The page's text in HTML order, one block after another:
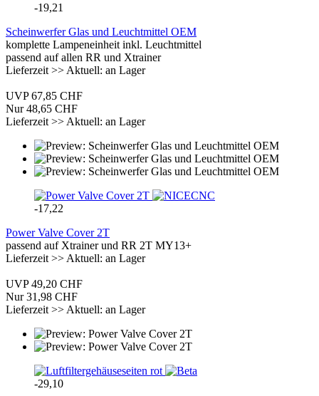
-19,21
Scheinwerfer Glas und Leuchtmittel OEM
komplette Lampeneinheit inkl. Leuchtmittel
passend auf allen RR und Xtrainer
Lieferzeit >> Aktuell: an Lager
UVP 67,85 CHF
Nur 48,65 CHF
Lieferzeit >> Aktuell: an Lager
-17,22
Power Valve Cover 2T
passend auf Xtrainer und RR 2T MY13+
Lieferzeit >> Aktuell: an Lager
UVP 49,20 CHF
Nur 31,98 CHF
Lieferzeit >> Aktuell: an Lager
-29,10